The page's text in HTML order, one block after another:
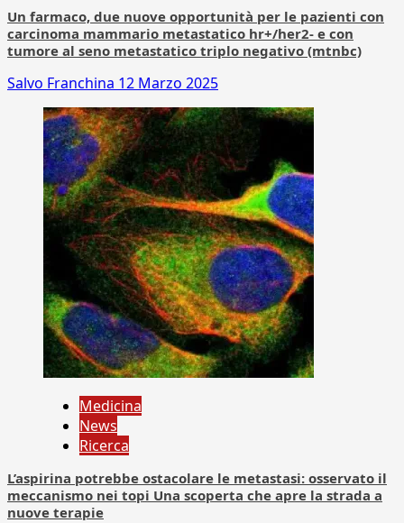
Un farmaco, due nuove opportunità per le pazienti con
carcinoma mammario metastatico hr+/her2- e con
tumore al seno metastatico triplo negativo (mtnbc)
Salvo Franchina 12 Marzo 2025
Medicina
News
Ricerca
L’aspirina potrebbe ostacolare le metastasi: osservato il
meccanismo nei topi Una scoperta che apre la strada a
nuove terapie